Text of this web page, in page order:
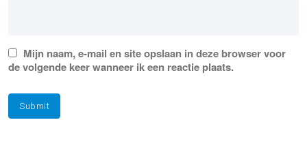
Mijn naam, e-mail en site opslaan in deze browser voor
de volgende keer wanneer ik een reactie plaats.